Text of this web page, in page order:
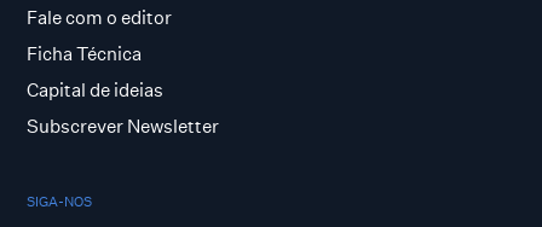
Fale com o editor
Ficha Técnica
Capital de ideias
Subscrever Newsletter
SIGA-NOS